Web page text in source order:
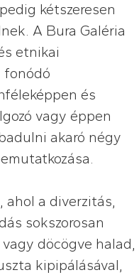
kétszeresen
A Bura Galéria
etnikai
fonódó
és
vagy éppen
akaró négy
ahol a diverzitás,
sokszorosan
döcögve halad,
kipipálásával,